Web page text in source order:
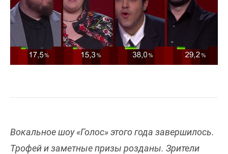
Вокальное шоу «Голос» этого года завершилось.
Трофей и заметные призы розданы. Зрители